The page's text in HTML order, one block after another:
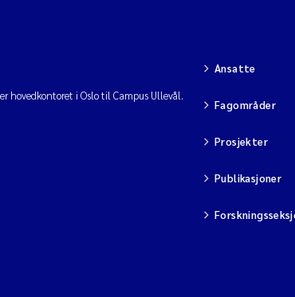
hovedkontoret i Oslo til Campus Ullevål.
Ansatte
Fagområder
Prosjekter
Publikasjoner